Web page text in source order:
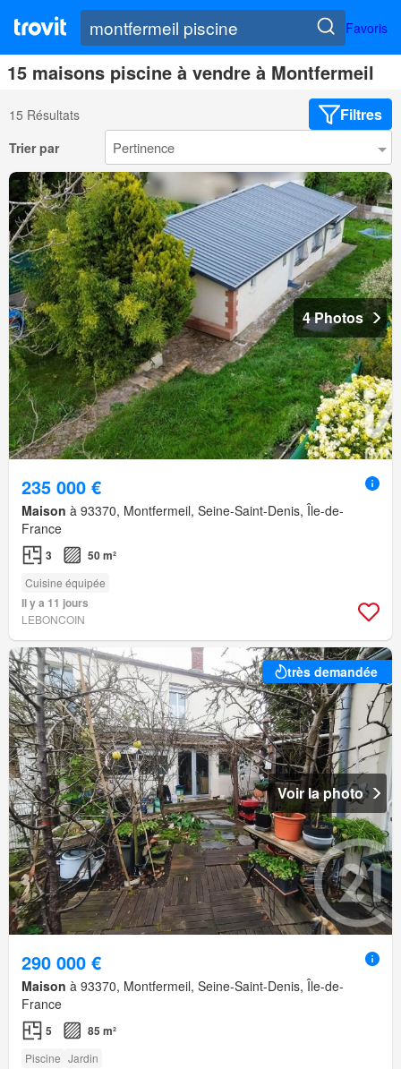
Favoris
15 maisons piscine à vendre à Montfermeil
15 Résultats Filtres
Trier par
4 Photos
235 000 €
Maison à 93370, Montfermeil, Seine-Saint-Denis, Île-de-
France
3 50 m²
Cuisine équipée
Il y a 11 jours
LEBONCOIN
très demandée
Voir la photo
290 000 €
Maison à 93370, Montfermeil, Seine-Saint-Denis, Île-de-
France
5 85 m²
Piscine Jardin